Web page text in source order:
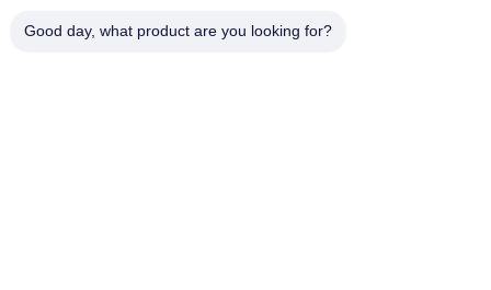
Good day, what product are you looking for?